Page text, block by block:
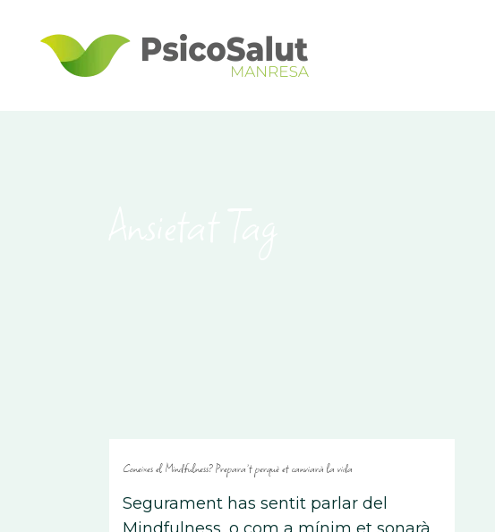
Coneixes el Mindfulness? Prepara’t perquè et canviarà la vida
Segurament has sentit parlar del